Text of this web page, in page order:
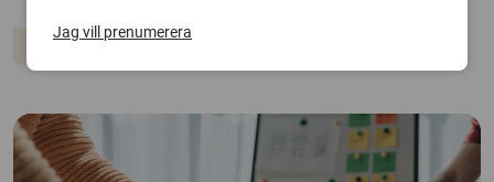
Arbetsmiljö
Jag vill prenumerera